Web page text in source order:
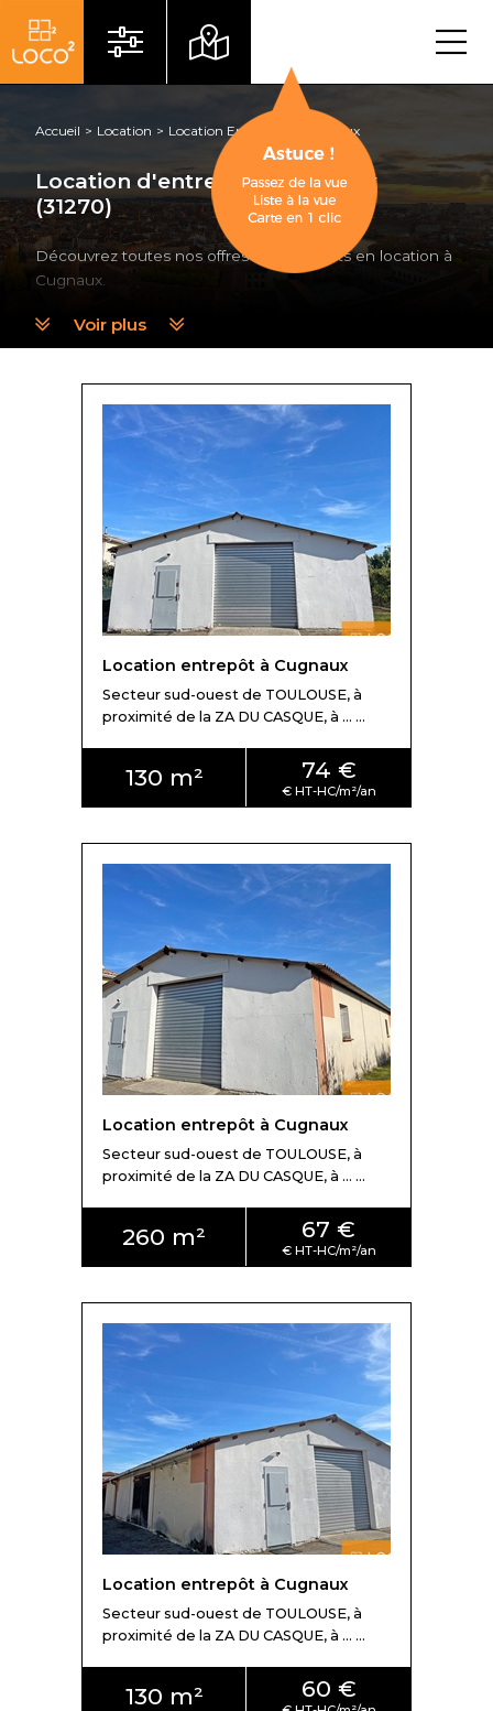
Menu
Accueil Location Location Entrepôt Cugnaux
Location d'entrepôt à Cugnaux
(31270)
Découvrez toutes nos offres de entrepôts en location à
Cugnaux.
Voir plus
Location entrepôt à Cugnaux
Secteur sud-ouest de TOULOUSE, à
proximité de la ZA DU CASQUE, à ... ...
130 m² 74 €
Location entrepôt à Cugnaux
Secteur sud-ouest de TOULOUSE, à
proximité de la ZA DU CASQUE, à ... ...
260 m² 67 €
Location entrepôt à Cugnaux
Secteur sud-ouest de TOULOUSE, à
proximité de la ZA DU CASQUE, à ... ...
130 m² 60 €